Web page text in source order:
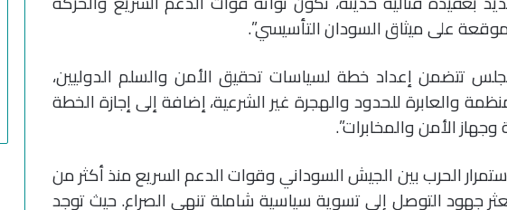
على ميثاق السودان التأسيسي”.
تتضمن إعداد خطة لسياسات تحقيق الأمن والسلم الدوليين،
والعابرة للحدود والهجرة غير الشرعية، إضافة إلى إجازة الخطة
الأمن والمخابرات”.
الحرب بين الجيش السوداني وقوات الدعم السريع منذ أكثر من
جهود التوصل إلى تسوية سياسية شاملة تنهي الصراع. حيث توجد